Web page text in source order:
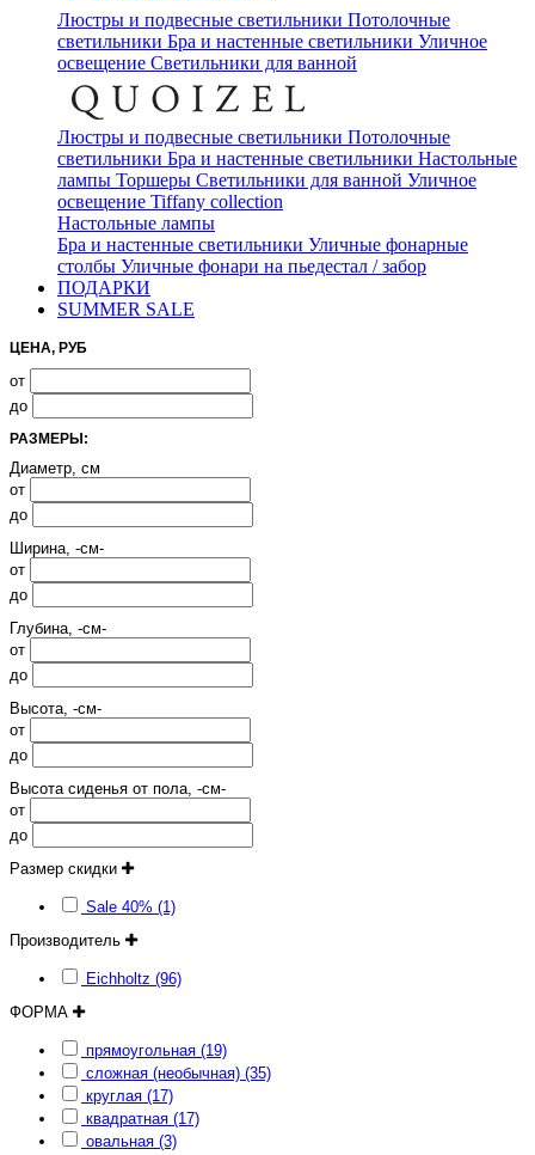
Люстры и подвесные светильники Потолочные
светильники Бра и настенные светильники Уличное
освещение Светильники для ванной
Люстры и подвесные светильники Потолочные
светильники Бра и настенные светильники Настольные
лампы Торшеры Светильники для ванной Уличное
освещение Tiffany collection
Настольные лампы
Бра и настенные светильники Уличные фонарные
столбы Уличные фонари на пьедестал / забор
ПОДАРКИ
SUMMER SALE
ЦЕНА, РУБ
от
до
РАЗМЕРЫ:
Диаметр, см
от
до
Ширина, -см-
от
до
Глубина, -см-
от
до
Высота, -см-
от
до
Высота сиденья от пола, -см-
от
до
Размер скидки
Sale 40% (1)
Производитель
Eichholtz (96)
ФОРМА
прямоугольная (19)
сложная (необычная) (35)
круглая (17)
квадратная (17)
овальная (3)